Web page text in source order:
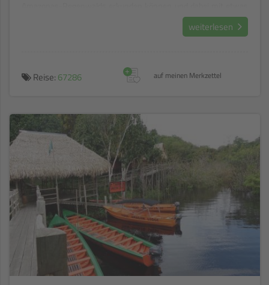
Glück auch einige Tiere wie Aras, Tukane, Delfine oder Affen
weiterlesen
Reise: 67286 auf meinen Merkzettel
+